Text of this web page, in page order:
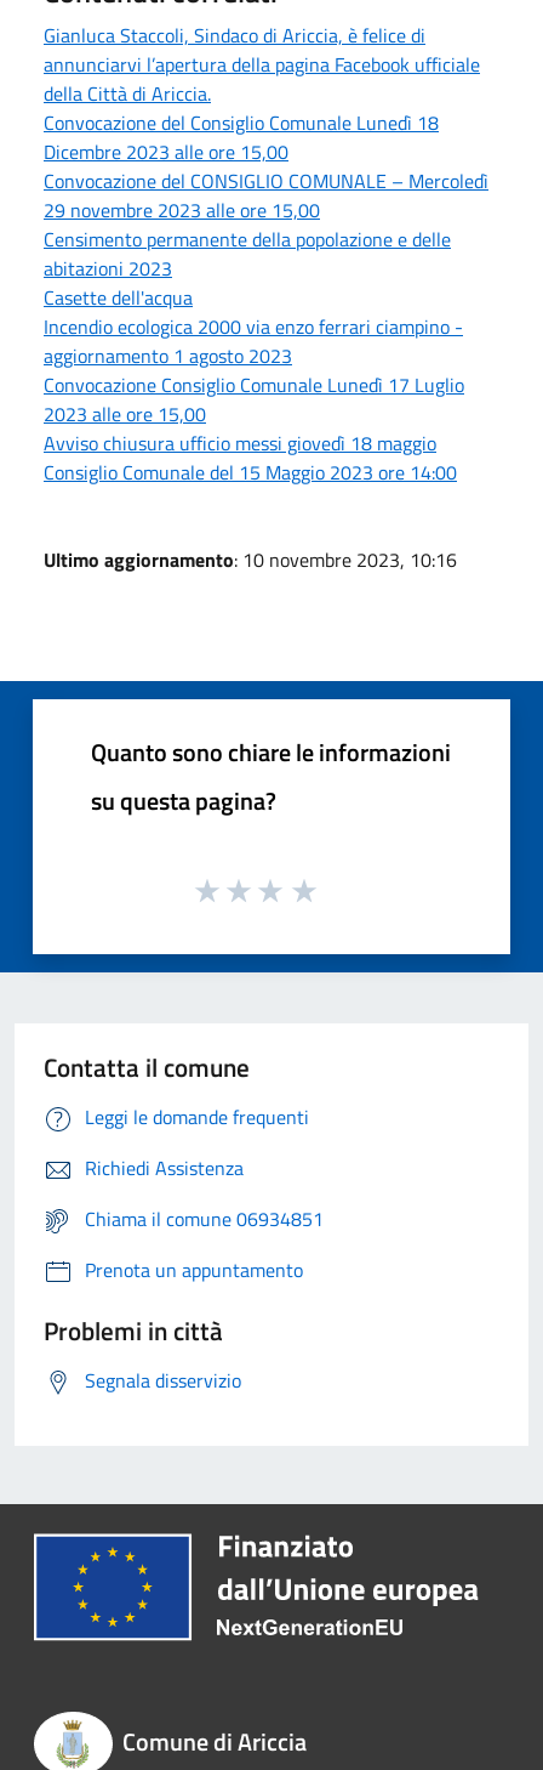
Gianluca Staccoli, Sindaco di Ariccia, è felice di
annunciarvi l’apertura della pagina Facebook ufficiale
della Città di Ariccia.
Convocazione del Consiglio Comunale Lunedì 18
Dicembre 2023 alle ore 15,00
Convocazione del CONSIGLIO COMUNALE – Mercoledì
29 novembre 2023 alle ore 15,00
Censimento permanente della popolazione e delle
abitazioni 2023
Casette dell'acqua
Incendio ecologica 2000 via enzo ferrari ciampino -
aggiornamento 1 agosto 2023
Convocazione Consiglio Comunale Lunedì 17 Luglio
2023 alle ore 15,00
Avviso chiusura ufficio messi giovedì 18 maggio
Consiglio Comunale del 15 Maggio 2023 ore 14:00
Ultimo aggiornamento: 10 novembre 2023, 10:16
Quanto sono chiare le informazioni
su questa pagina?
Contatta il comune
Leggi le domande frequenti
Richiedi Assistenza
Chiama il comune 06934851
Prenota un appuntamento
Problemi in città
Segnala disservizio
Comune di Ariccia